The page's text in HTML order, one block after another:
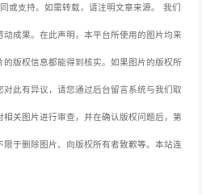
或支持。如需转载，请注明文章来源。 我们
成果。在此声明，本平台所使用的图片均来
版权信息都能得到核实。如果图片的版权所
此有异议，请您通过后台留言系统与我们取
关图片进行审查，并在确认版权问题后，第
于删除图片、向版权所有者致歉等。本站连